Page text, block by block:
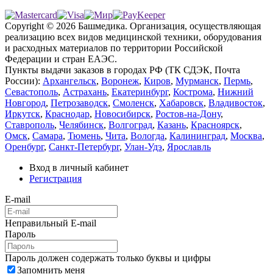
Copyright © 2026 Башмедика. Организация, осуществляющая
реализацию всех видов медицинской техники, оборудования
и расходных материалов по территории Российской
Федерации и стран ЕАЭС.
Пункты выдачи заказов в городах РФ (ТК СДЭК, Почта
России): Архангельск, Воронеж, Киров, Мурманск, Пермь,
Севастополь, Астрахань, Екатеринбург, Кострома, Нижний
Новгород, Петрозаводск, Смоленск, Хабаровск, Владивосток,
Иркутск, Краснодар, Новосибирск, Ростов-на-Дону,
Ставрополь, Челябинск, Волгоград, Казань, Красноярск,
Омск, Самара, Тюмень, Чита, Вологда, Калининград, Москва,
Оренбург, Санкт-Петербург, Улан-Удэ, Ярославль
Вход в личный кабинет
Регистрация
E-mail
Неправильный E-mail
Пароль
Пароль должен содержать только буквы и цифры
Запомнить меня